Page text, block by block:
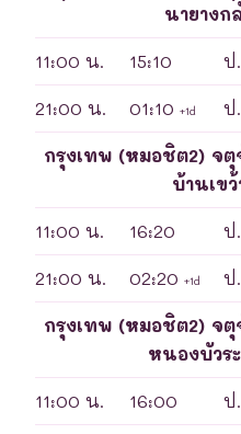
นายางก
11:00 น. 15:10 ป
21:00 น. 01:10 +1d ป
กรุงเทพ (หมอชิต2) จ
บ้านเข
11:00 น. 16:20 ป
21:00 น. 02:20 +1d ป
กรุงเทพ (หมอชิต2) จ
หนองบัวร
11:00 น. 16:00 ป